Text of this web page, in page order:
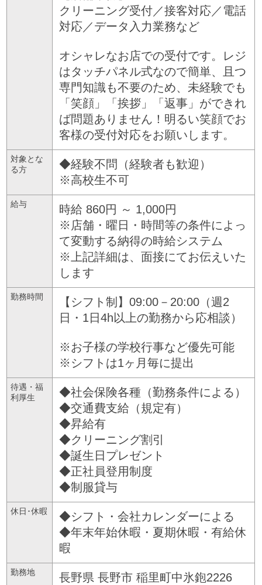
クリーニング受付／接客対応／電話
対応／データ入力業務など
オシャレなお店での受付です。レジ
はタッチパネル式なので簡単、且つ
専門知識も不要のため、未経験でも
「笑顔」「挨拶」「返事」ができれ
ば問題ありません！明るい笑顔でお
客様の受付対応をお願いします。
対象とな
る方
◆経験不問（経験者も歓迎）
※高校生不可
給与
時給 860円 ～ 1,000円
※店舗・曜日・時間等の条件によっ
て変動する納得の時給システム
※上記詳細は、面接にてお伝えいた
します
勤務時間
【シフト制】09:00－20:00（週2
日・1日4h以上の勤務から応相談）
※お子様の学校行事など優先可能
※シフトは1ヶ月毎に提出
待遇・福
利厚生
◆社会保険各種（勤務条件による）
◆交通費支給（規定有）
◆昇給有
◆クリーニング割引
◆誕生日プレゼント
◆正社員登用制度
◆制服貸与
休日･休暇
◆シフト・会社カレンダーによる
◆年末年始休暇・夏期休暇・有給休
暇
勤務地 長野県 長野市 稲里町中氷鉋2226